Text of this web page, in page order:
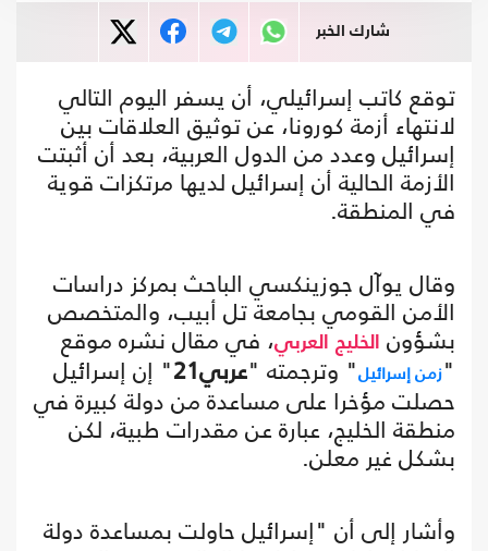
شارك الخبر
توقع كاتب إسرائيلي، أن يسفر اليوم التالي
لانتهاء أزمة كورونا، عن توثيق العلاقات بين
إسرائيل وعدد من الدول العربية، بعد أن أثبتت
الأزمة الحالية أن إسرائيل لديها مرتكزات قوية
في المنطقة.
وقال يوآل جوزينكسي الباحث بمركز دراسات
الأمن القومي بجامعة تل أبيب، والمتخصص
بشؤون الخليج العربي، في مقال نشره موقع
"زمن إسرائيل" وترجمته "عربي21
" إن إسرائيل
حصلت مؤخرا على مساعدة من دولة كبيرة في
منطقة الخليج، عبارة عن مقدرات طبية، لكن
بشكل غير معلن.
وأشار إلى أن "إسرائيل حاولت بمساعدة دولة